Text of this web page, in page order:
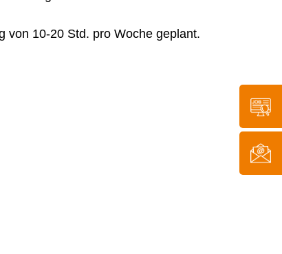
von 10-20 Std. pro Woche geplant.